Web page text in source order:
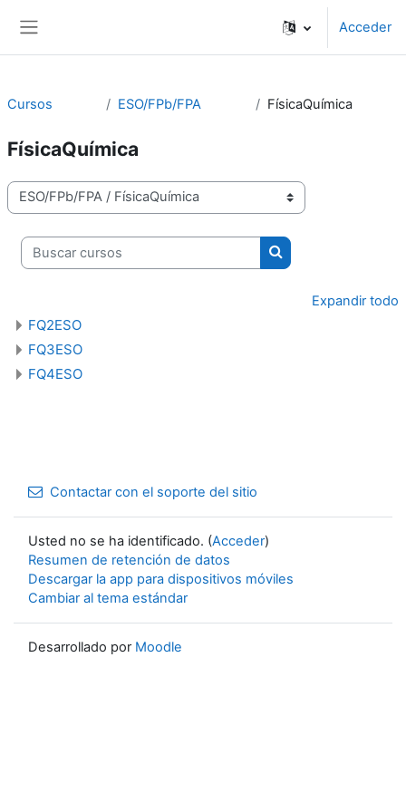
Acceder
Cursos ESO/FPb/FPA FísicaQuímica
FísicaQuímica
Categorías
Buscar cursos
Buscar cursos
Expandir todo
FQ2ESO
FQ3ESO
FQ4ESO
Contactar con el soporte del sitio
Usted no se ha identificado. (Acceder)
Resumen de retención de datos
Descargar la app para dispositivos móviles
Cambiar al tema estándar
Desarrollado por Moodle